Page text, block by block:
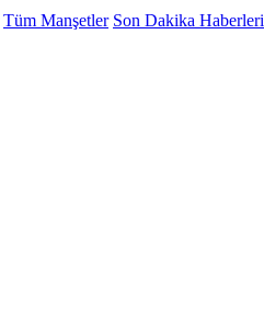
Tüm Manşetler Son Dakika Haberleri